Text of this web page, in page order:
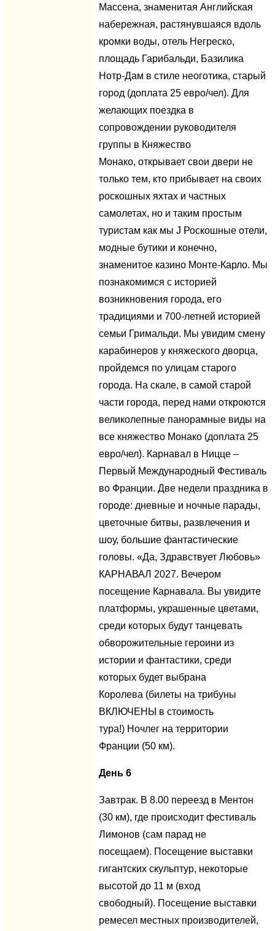
Массена, знаменитая Английская
набережная, растянувшаяся вдоль
кромки воды, отель Негреско,
площадь Гарибальди, Базилика
Нотр-Дам в стиле неоготика, старый
город (доплата 25 евро/чел). Для
желающих поездка в
сопровождении руководителя
группы в Княжество
Монако, открывает свои двери не
только тем, кто прибывает на своих
роскошных яхтах и частных
самолетах, но и таким простым
туристам как мы J Роскошные отели,
модные бутики и конечно,
знаменитое казино Монте-Карло. Мы
познакомимся с историей
возникновения города, его
традициями и 700-летней историей
семьи Гримальди. Мы увидим смену
карабинеров у княжеского дворца,
пройдемся по улицам старого
города. На скале, в самой старой
части города, перед нами откроются
великолепные панорамные виды на
все княжество Монако (доплата 25
евро/чел). Карнавал в Ницце –
Первый Международный Фестиваль
во Франции. Две недели праздника в
городе: дневные и ночные парады,
цветочные битвы, развлечения и
шоу, большие фантастические
головы. «Да, Здравствует Любовь»
КАРНАВАЛ 2027. Вечером
посещение Карнавала. Вы увидите
платформы, украшенные цветами,
среди которых будут танцевать
обворожительные героини из
истории и фантастики, среди
которых будет выбрана
Королева (билеты на трибуны
ВКЛЮЧЕНЫ в стоимость
тура!) Ночлег на территории
Франции (50 км).
День 6
Завтрак. В 8.00 переезд в Ментон
(30 км), где происходит фестиваль
Лимонов (сам парад не
посещаем). Посещение выставки
гигантских скульптур, некоторые
высотой до 11 м (вход
свободный). Посещение выставки
ремесел местных производителей,